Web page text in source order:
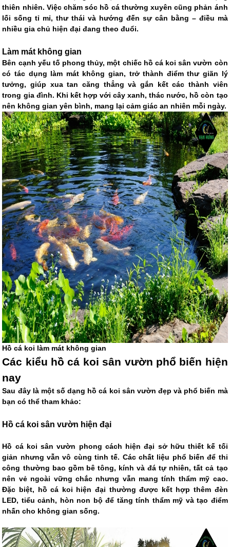
thiên nhiên. Việc chăm sóc hồ cá thường xuyên cũng phản ánh
lối sống tỉ mỉ, thư thái và hướng đến sự cân bằng – điều mà
nhiều gia chủ hiện đại đang theo đuổi.
Làm mát không gian
Bên cạnh yếu tố phong thủy, một chiếc hồ cá koi sân vườn còn
có tác dụng làm mát không gian, trở thành điểm thư giãn lý
tưởng, giúp xua tan căng thẳng và gắn kết các thành viên
trong gia đình. Khi kết hợp với cây xanh, thác nước, hồ còn tạo
nên không gian yên bình, mang lại cảm giác an nhiên mỗi ngày.
Hồ cá koi làm mát không gian
Các kiểu hồ cá koi sân vườn phổ biến hiện
nay
Sau đây là một số dạng hồ cá koi sân vườn đẹp và phổ biến mà
bạn có thể tham khảo:
Hồ cá koi sân vườn hiện đại
Hồ cá koi sân vườn phong cách hiện đại sở hữu thiết kế tối
giản nhưng vẫn vô cùng tinh tế. Các chất liệu phổ biến để thi
công thường bao gồm bê tông, kính và đá tự nhiên, tất cả tạo
nên vẻ ngoài vững chắc nhưng vẫn mang tính thẩm mỹ cao.
Đặc biệt, hồ cá koi hiện đại thường được kết hợp thêm đèn
LED, tiểu cảnh, hòn non bộ để tăng tính thẩm mỹ và tạo điểm
nhấn cho không gian sống.